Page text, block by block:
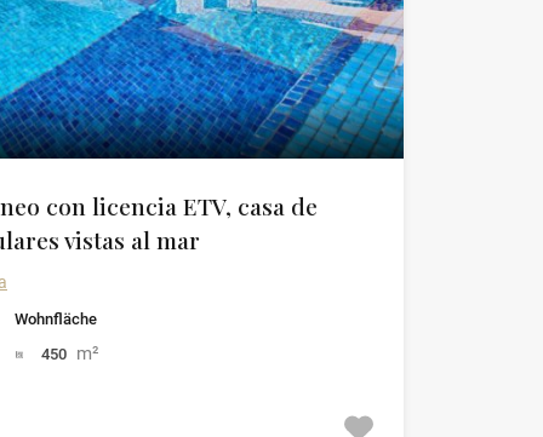
con licencia ETV, casa de
vistas al mar
Wohnfläche
450 m²